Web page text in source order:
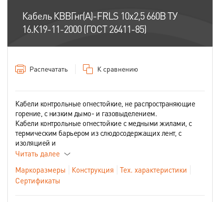
Кабель КВВГнг(А)-FRLS 10х2,5 660В ТУ
16.К19-11-2000 (ГОСТ 26411-85)
Распечатать К сравнению
Кабели контрольные огнестойкие, не распространяющие
горение, с низким дымо- и газовыделением.
Кабели контрольные огнестойкие с медными жилами, с
термическим барьером из слюдосодержащих лент, с
изоляцией и
Читать далее
Маркоразмеры
Конструкция
Тех. характеристики
Сертификаты